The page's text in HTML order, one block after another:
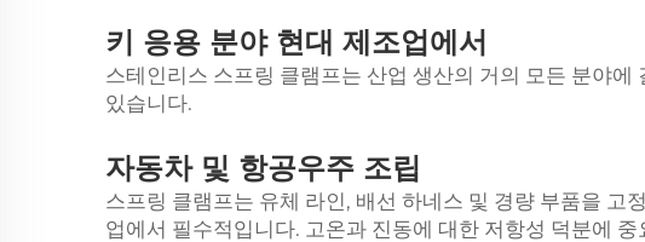
키 응용 분야 현대 제조업에서
스테인리스 스프링 클램프는 산업 생산의 거의 모든 분야
있습니다.
자동차 및 항공우주 조립
스프링 클램프는 유체 라인, 배선 하네스 및 경량 부품을 고
업에서 필수적입니다. 고온과 진동에 대한 저항성 덕분에